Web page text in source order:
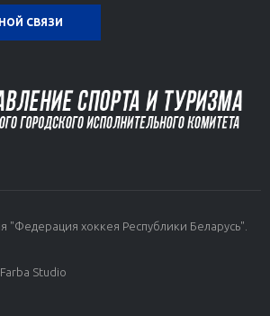
СВЯЗИ
"Федерация хоккея Республики Беларусь".
Farba Studio